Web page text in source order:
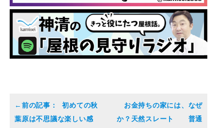
初めての秋
葉原は不思議な楽しい感
お金持ちの家には、なぜ
か？天然スレート 普通